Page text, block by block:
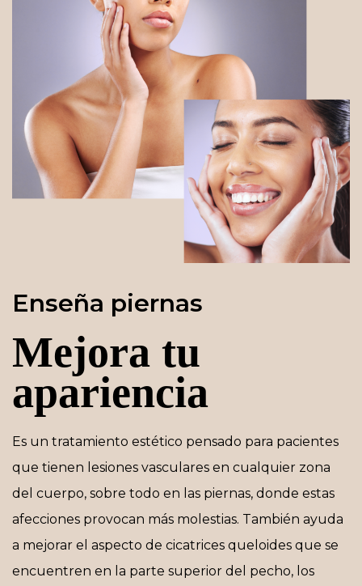
Enseña piernas
Mejora tu
apariencia
Es un tratamiento estético pensado para pacientes
que tienen lesiones vasculares en cualquier zona
del cuerpo, sobre todo en las piernas, donde estas
afecciones provocan más molestias. También ayuda
a mejorar el aspecto de cicatrices queloides que se
encuentren en la parte superior del pecho, los